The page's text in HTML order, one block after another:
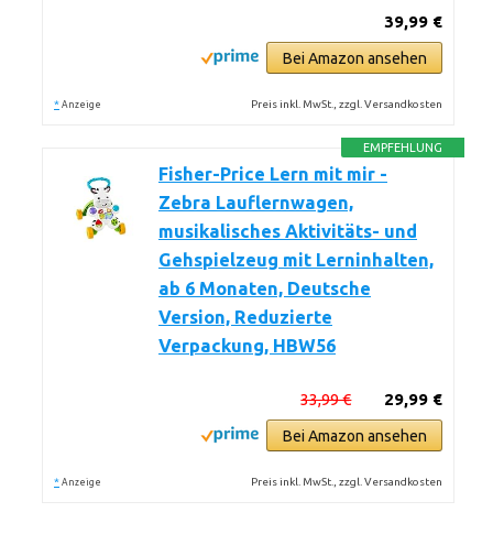
39,99 €
Bei Amazon ansehen
* Anzeige Preis inkl. MwSt., zzgl. Versandkosten
EMPFEHLUNG
Fisher-Price Lern mit mir -
Zebra Lauflernwagen,
musikalisches Aktivitäts- und
Gehspielzeug mit Lerninhalten,
ab 6 Monaten, Deutsche
Version, Reduzierte
Verpackung, HBW56
29,99 €
33,99 €
Bei Amazon ansehen
* Anzeige Preis inkl. MwSt., zzgl. Versandkosten